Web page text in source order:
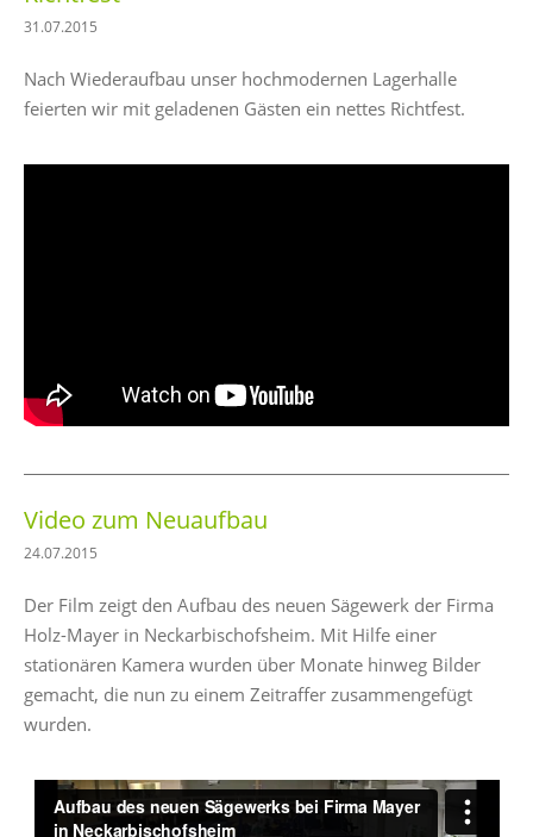
31.07.2015
Nach Wiederaufbau unser hochmodernen Lagerhalle
feierten wir mit geladenen Gästen ein nettes Richtfest.
Video zum Neuaufbau
24.07.2015
Der Film zeigt den Aufbau des neuen Sägewerk der Firma
Holz-Mayer in Neckarbischofsheim. Mit Hilfe einer
stationären Kamera wurden über Monate hinweg Bilder
gemacht, die nun zu einem Zeitraffer zusammengefügt
wurden.